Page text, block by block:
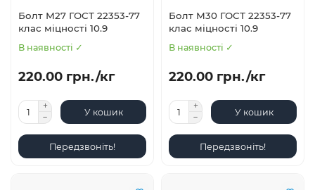
Болт М27 ГОСТ 22353-77
клас міцності 10.9
В наявності ✓
220.00 грн./кг
У кошик
Передзвоніть!
Болт М30 ГОСТ 22353-77
клас міцності 10.9
В наявності ✓
220.00 грн./кг
У кошик
Передзвоніть!